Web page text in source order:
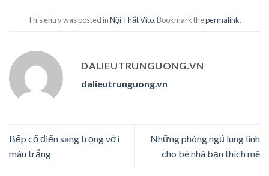
This entry was posted inNội Thất Vito. Bookmark thepermalink.
DALIEUTRUNGUONG.VN
dalieutrunguong.vn
Bếp cổ điển sang trọng với
màu trắng
Những phòng ngủ lung linh
cho bé nhà bạn thích mê